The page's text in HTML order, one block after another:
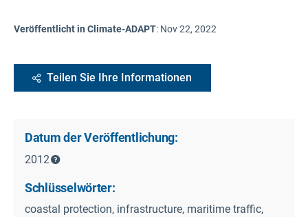
Veröffentlicht in Climate-ADAPT: Nov 22, 2022
Teilen Sie Ihre Informationen
Datum der Veröffentlichung:
2012
Schlüsselwörter:
coastal protection, infrastructure, maritime traffic,